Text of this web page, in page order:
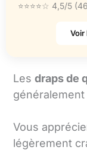
⭐⭐⭐⭐☆ 4,5/5
Voir
Les draps de
Vous
légèrement